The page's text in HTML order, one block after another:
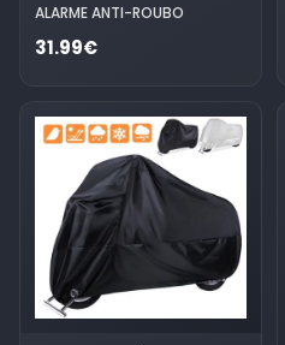
ALARME ANTI-ROUBO
31.99€